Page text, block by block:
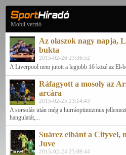
Mobil verzió
Az olaszok nagy napja,
bukta
2015-02-26 23:36:52
A Liverpool nem jutott a legjobb 16 közé az El-
Ráfagyott a mosoly az
arcára
2015-02-25 23:14:43
A sorsolás után még a hurráoptimizmus
hangulatát,...
Suárez elbánt a Cityvel,
Juve
2015-02-24 23:09:44